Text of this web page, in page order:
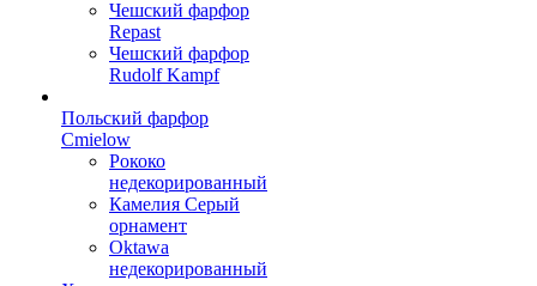
Чешский фарфор
Repast
Чешский фарфор
Rudolf Kampf
Польский фарфор
Сmielow
Рококо
недекорированный
Камелия Серый
орнамент
Oktawa
недекорированный